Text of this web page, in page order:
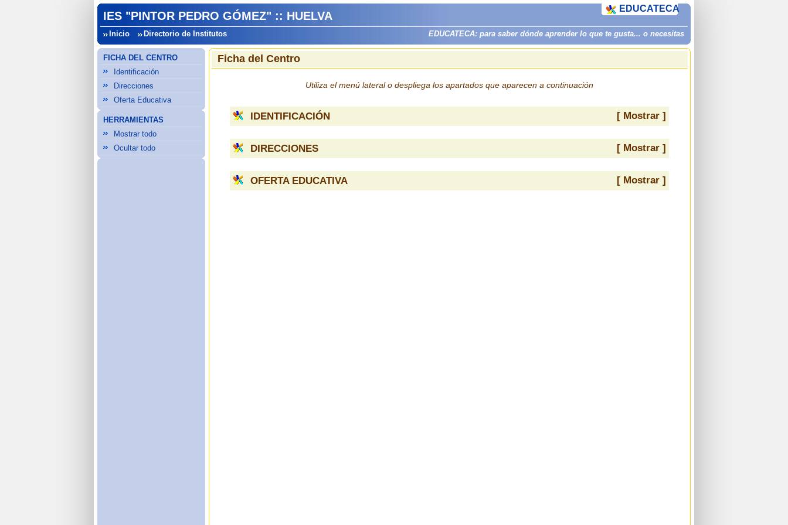
IES "PINTOR PEDRO GÓMEZ" :: HUELVA
Inicio Directorio de Institutos EDUCATECA: para saber dónde aprender lo que te gusta... o necesitas
EDUCATECA
FICHA DEL CENTRO
Identificación
Direcciones
Oferta Educativa
HERRAMIENTAS
Mostrar todo
Ocultar todo
Ficha del Centro
Utiliza el menú lateral o despliega los apartados que aparecen a continuación
IDENTIFICACIÓN [ Mostrar ]
DIRECCIONES [ Mostrar ]
OFERTA EDUCATIVA [ Mostrar ]